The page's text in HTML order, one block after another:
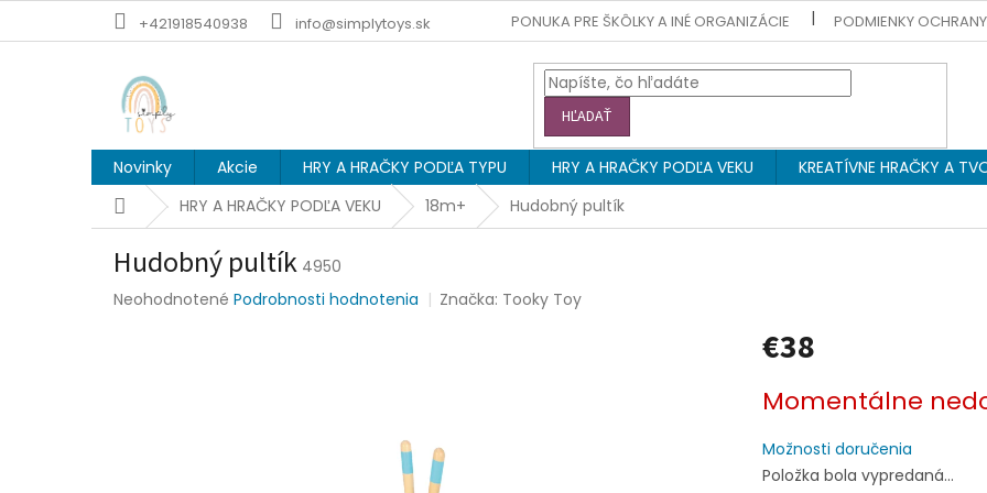
+421918540938 info@simplytoys.sk PONUKA PRE ŠKÔLKY A INÉ ORGANIZÁCIE PODMIENKY
HĽADAŤ
Novinky Akcie HRY A HRAČKY PODĽA TYPU HRY A HRAČKY PODĽA VEKU KREATÍVNE HRAČKY A
DomovHRY A HRAČKY PODĽA VEKU 18m+ Hudobný pultík
Hudobný pultík 4950
Priemerné
Neohodnotené Podrobnosti hodnotenia Značka: Tooky Toy
€38
cena:
Momentálne
Možnosti doručenia
Položka bola vypredaná…